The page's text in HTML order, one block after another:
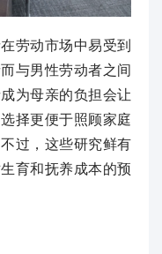
劳动市场中易受到
与男性劳动者之间
为母亲的负担会让
择更便于照顾家庭
过，这些研究鲜有
育和抚养成本的预